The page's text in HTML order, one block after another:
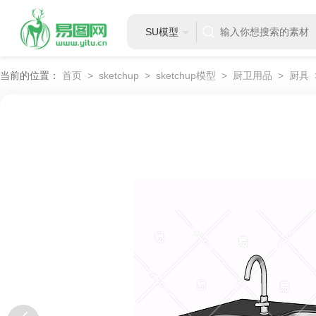
SU模型
当前的位置： 首页 > sketchup > sketchup模型 > 厨卫用品 > 厨具